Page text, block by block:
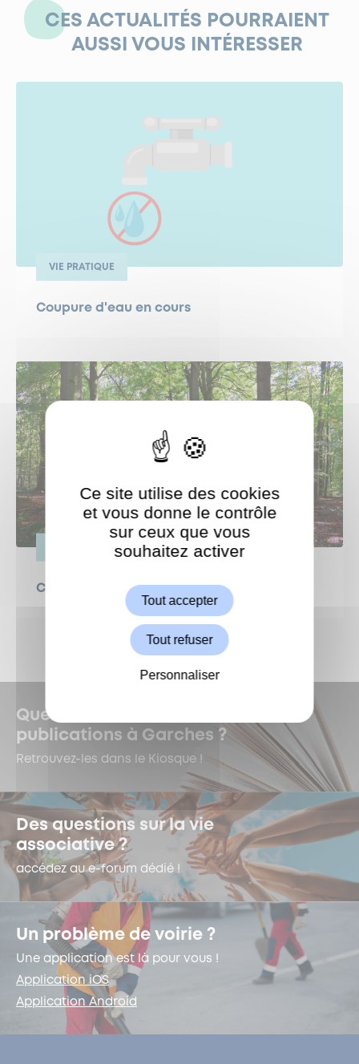
CES ACTUALITÉS POURRAIENT
AUSSI VOUS INTÉRESSER
VIE PRATIQUE
Coupure d'eau en cours
Canicule : protégeons nos forêts !
Quelles sont les dernières
publications à Garches ?
Retrouvez-les dans le Kiosque !
Des questions sur la vie
associative ?
accédez au e-forum dédié !
Un problème de voirie ?
Une application est là pour vous !
Application iOS
Application Android
ShareThis est désactivé.
Ce site utilise des cookies
et vous donne le contrôle
sur ceux que vous
souhaitez activer
Tout accepter
Tout refuser
Personnaliser